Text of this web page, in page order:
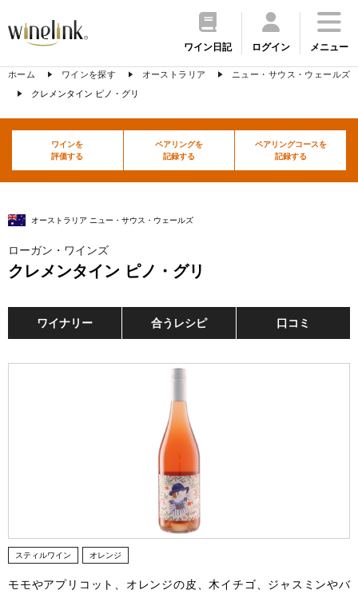
ワイン日記 ログイン メニュー
ホーム ワインを探す オーストラリア
ニュー・サウス・ウェールズ
クレメンタイン ピノ・グリ
ワインを
評価する
ペアリングを
記録する
ペアリングコースを
記録する
オーストラリア ニュー・サウス・ウェールズ
ローガン・ワインズ
クレメンタイン ピノ・グリ
ワイナリー 合うレシピ 口コミ
スティルワイン オレンジ
モモやアプリコット、オレンジの皮、木イチゴ、ジャスミンやバ